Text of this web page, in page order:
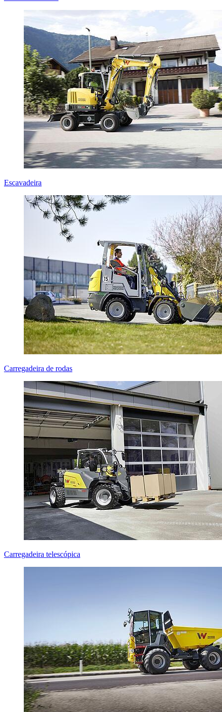
Escavadeira
Carregadeira de rodas
Carregadeira telescópica